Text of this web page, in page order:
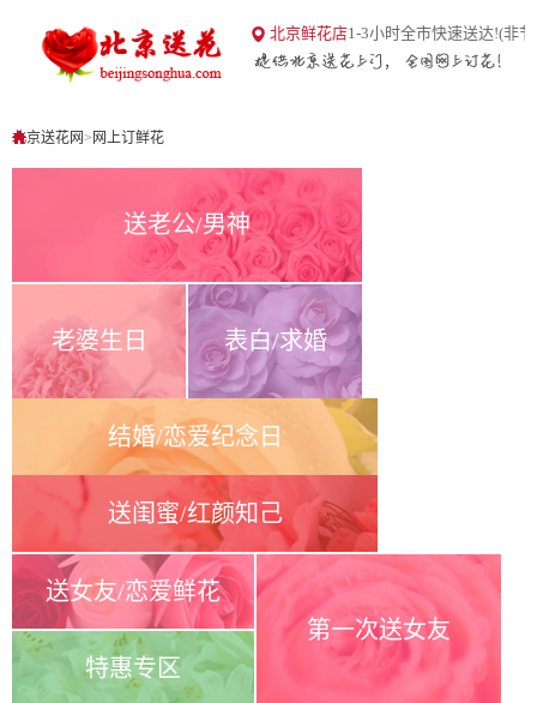
北京送花网
北京鲜花店1-3小时全市快速送达!(非
北京送花网> 网上订鲜花
送老公/男神
老婆生日 表白/求婚
结婚/恋爱纪念日
送闺蜜/红颜知己
送女友/恋爱鲜花
特惠专区
第一次送女友